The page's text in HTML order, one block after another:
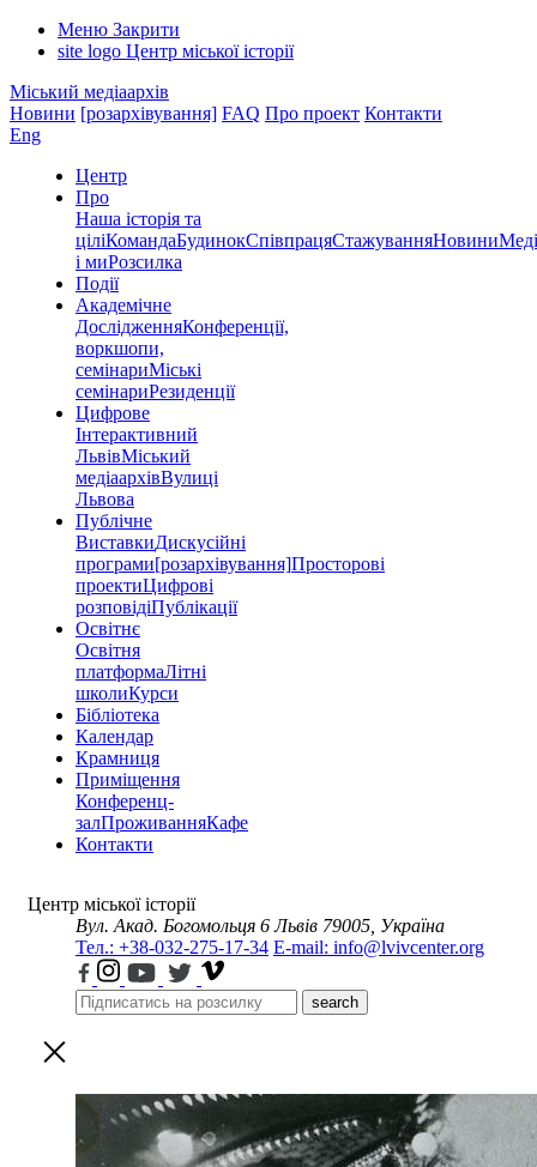
Меню Закрити
site logo Центр міської історії
Міський медіаархів
Новини [розархівування] FAQ Про проект Контакти
Eng
Центр
Про
Наша історія та
ціліКомандаБудинокСпівпрацяСтажуванняНовини
і миРозсилка
Події
Академічне
ДослідженняКонференції,
воркшопи,
семінариМіські
семінариРезиденції
Цифрове
Інтерактивний
ЛьвівМіський
медіаархівВулиці
Львова
Публічне
ВиставкиДискусійні
програми[розархівування]Просторові
проектиЦифрові
розповідіПублікації
Освітнє
Освітня
платформаЛітні
школиКурси
Бібліотека
Календар
Крамниця
Приміщення
Конференц-
залПроживанняКафе
Контакти
Центр міської історії
Вул. Акад. Богомольця 6 Львів 79005, Україна
Тел.: +38-032-275-17-34 E-mail: info@lvivcenter.org
search